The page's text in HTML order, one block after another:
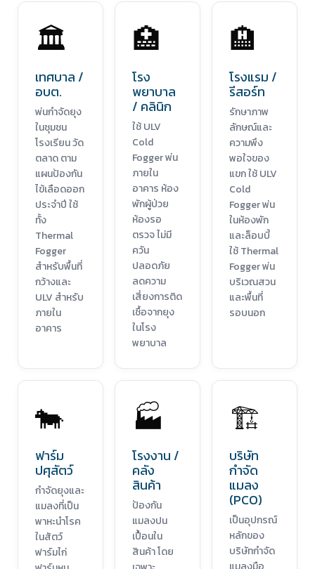
🏛️
เทศบาล /
อบต.
พ่นกำจัดยุง
ในชุมชน
โรงเรียน วัด
ตลาด ตาม
แผนป้องกัน
ไข้เลือดออก
ประจำปี ใช้
ทั้ง
Thermal
Fogger
สำหรับพื้นที่
กว้างและ
ULV สำหรับ
ภายใน
อาคาร
🏥
โรง
พยาบาล
/ คลินิก
ใช้ ULV
Cold
Fogger พ่น
ภายใน
อาคาร ห้อง
พักผู้ป่วย
ห้องรอ
ตรวจ ไม่มี
ควัน
ปลอดภัย
ลดความ
เสี่ยงการติด
เชื้อจากยุง
ในโรง
พยาบาล
🏨
โรงแรม /
รีสอร์ท
รักษาภาพ
ลักษณ์และ
ความพึง
พอใจของ
แขก ใช้ ULV
Cold
Fogger พ่น
ในห้องพัก
และล็อบบี้
ใช้ Thermal
Fogger พ่น
บริเวณสวน
และพื้นที่
รอบนอก
🐄
ฟาร์ม
ปศุสัตว์
กำจัดยุงและ
แมลงที่เป็น
พาหะนำโรค
ในสัตว์
ฟาร์มไก่
🏭
โรงงาน /
คลัง
สินค้า
ป้องกัน
แมลงปน
เปื้อนใน
สินค้า โดย
🏗️
บริษัท
กำจัด
แมลง
(PCO)
เป็นอุปกรณ์
หลักของ
บริษัทกำจัด